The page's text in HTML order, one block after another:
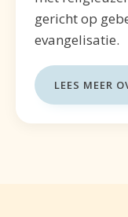
gericht op
evangelisatie.
LEES MEER